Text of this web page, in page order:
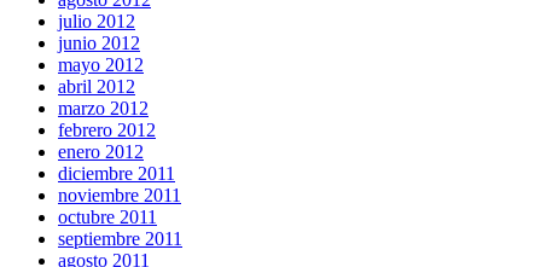
julio 2012
junio 2012
mayo 2012
abril 2012
marzo 2012
febrero 2012
enero 2012
diciembre 2011
noviembre 2011
octubre 2011
septiembre 2011
agosto 2011